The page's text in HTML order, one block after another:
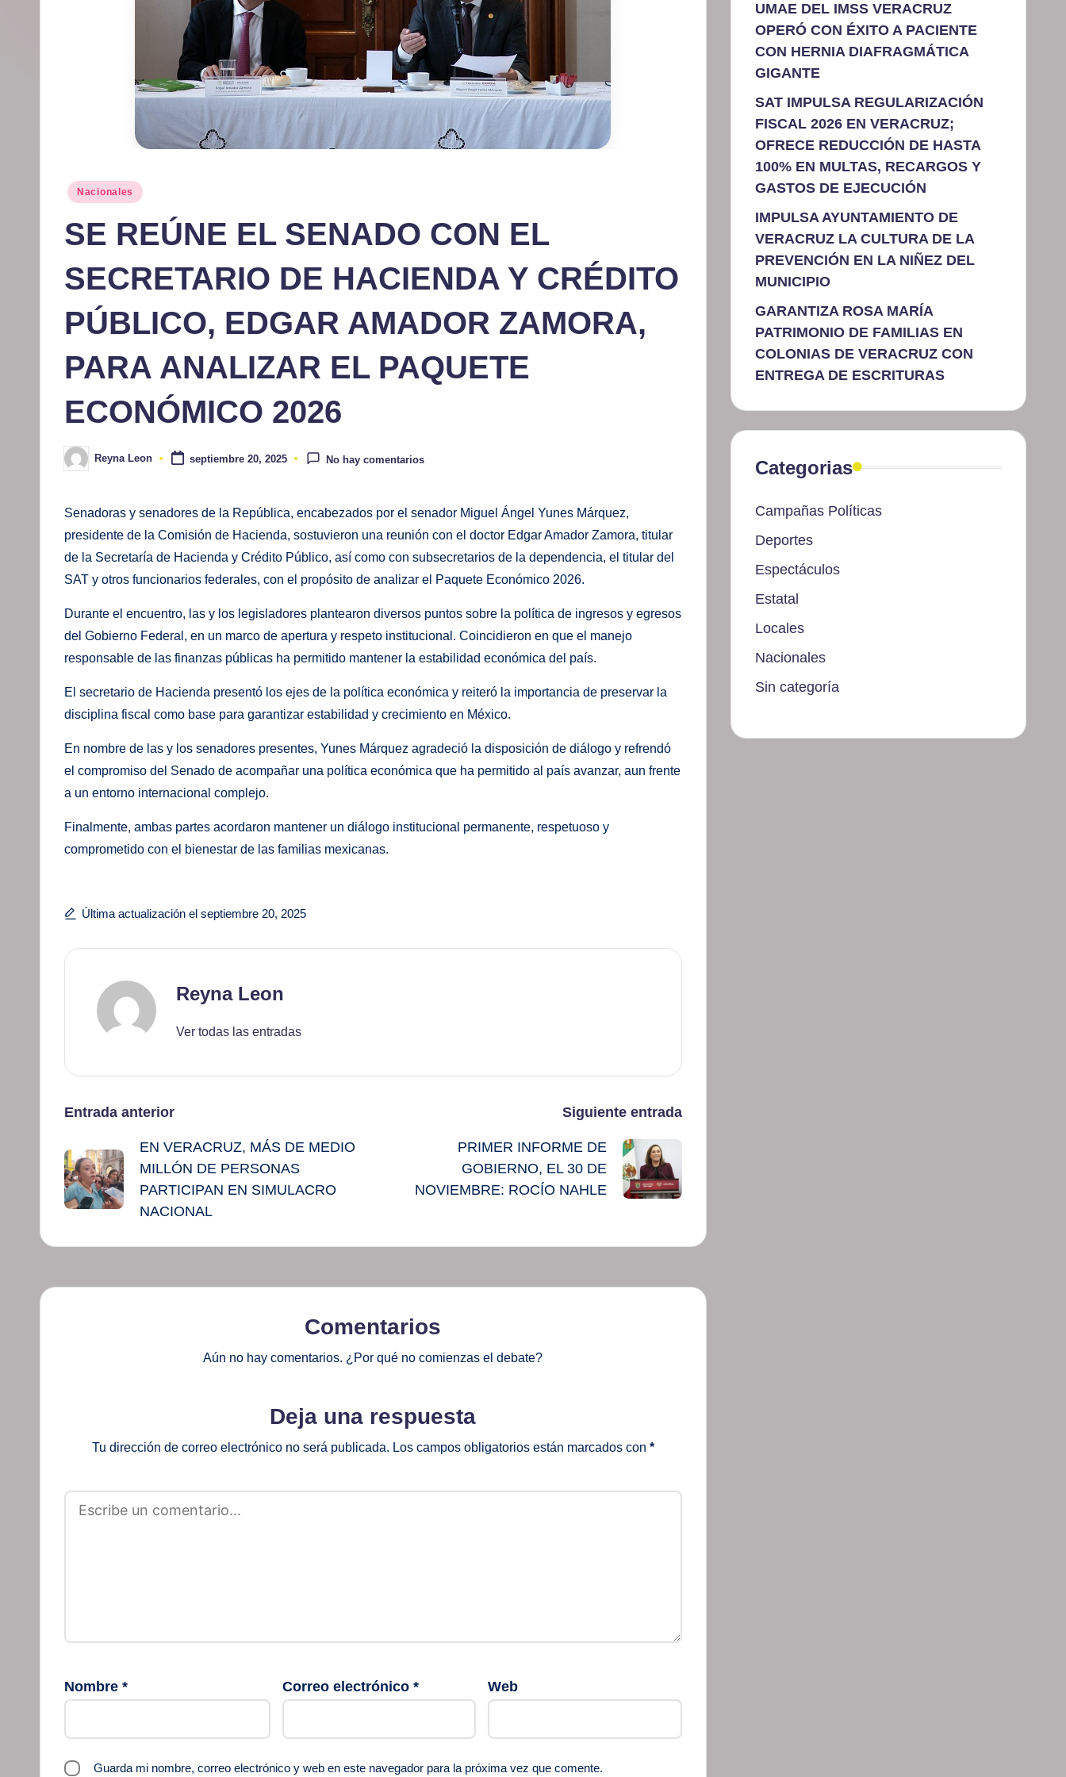
Publicado
Nacionales
SE REÚNE EL SENADO CON EL
SECRETARIO DE HACIENDA Y CRÉDITO
PÚBLICO, EDGAR AMADOR ZAMORA,
PARA ANALIZAR EL PAQUETE
ECONÓMICO 2026
Publicado
por
Reyna Leon septiembre 20, 2025 No hay comentarios
Senadoras y senadores de la República, encabezados por el senador Miguel Ángel Yunes Márquez,
presidente de la Comisión de Hacienda, sostuvieron una reunión con el doctor Edgar Amador Zamora, titular
de la Secretaría de Hacienda y Crédito Público, así como con subsecretarios de la dependencia, el titular del
SAT y otros funcionarios federales, con el propósito de analizar el Paquete Económico 2026.
Durante el encuentro, las y los legisladores plantearon diversos puntos sobre la política de ingresos y egresos
del Gobierno Federal, en un marco de apertura y respeto institucional. Coincidieron en que el manejo
responsable de las finanzas públicas ha permitido mantener la estabilidad económica del país.
El secretario de Hacienda presentó los ejes de la política económica y reiteró la importancia de preservar la
disciplina fiscal como base para garantizar estabilidad y crecimiento en México.
En nombre de las y los senadores presentes, Yunes Márquez agradeció la disposición de diálogo y refrendó
el compromiso del Senado de acompañar una política económica que ha permitido al país avanzar, aun frente
a un entorno internacional complejo.
Finalmente, ambas partes acordaron mantener un diálogo institucional permanente, respetuoso y
comprometido con el bienestar de las familias mexicanas.
Última actualización el septiembre 20, 2025
Reyna Leon
Ver todas las entradas
Navegación
de
entradas
Entrada anterior
EN VERACRUZ, MÁS DE MEDIO
MILLÓN DE PERSONAS
PARTICIPAN EN SIMULACRO
NACIONAL
Siguiente entrada
PRIMER INFORME DE
GOBIERNO, EL 30 DE
NOVIEMBRE: ROCÍO NAHLE
Comentarios
Aún no hay comentarios. ¿Por qué no comienzas el debate?
Deja una respuesta
Tu dirección de correo electrónico no será publicada. Los campos obligatorios están marcados con *
Nombre * Correo electrónico * Web
Guarda mi nombre, correo electrónico y web en este navegador para la próxima vez que comente.
UMAE DEL IMSS VERACRUZ
OPERÓ CON ÉXITO A PACIENTE
CON HERNIA DIAFRAGMÁTICA
GIGANTE
SAT IMPULSA REGULARIZACIÓN
FISCAL 2026 EN VERACRUZ;
OFRECE REDUCCIÓN DE HASTA
100% EN MULTAS, RECARGOS Y
GASTOS DE EJECUCIÓN
IMPULSA AYUNTAMIENTO DE
VERACRUZ LA CULTURA DE LA
PREVENCIÓN EN LA NIÑEZ DEL
MUNICIPIO
GARANTIZA ROSA MARÍA
PATRIMONIO DE FAMILIAS EN
COLONIAS DE VERACRUZ CON
ENTREGA DE ESCRITURAS
Categorias
Campañas Políticas
Deportes
Espectáculos
Estatal
Locales
Nacionales
Sin categoría